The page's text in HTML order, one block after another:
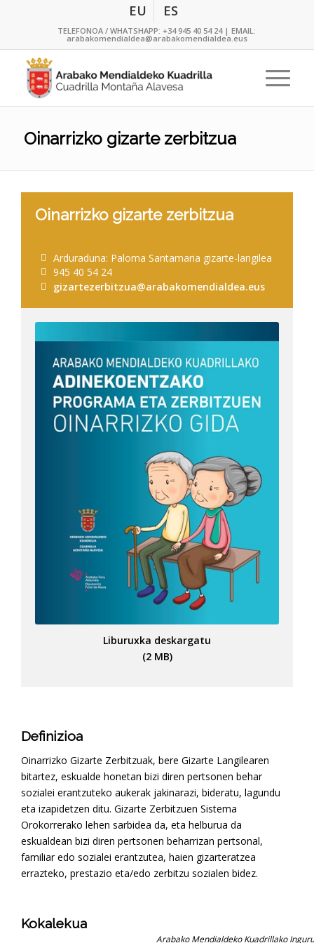
EU ES
TELEFONOA / WHATSHAPP:+34 945 40 54 24| EMAIL:
arabakomendialdea@arabakomendialdea.eus
Oinarrizko gizarte zerbitzua
Oinarrizko gizarte zerbitzua
Arduraduna: Paloma Santamaria gizarte-langilea
945 40 54 24
gizartezerbitzua@arabakomendialdea.eus
Liburuxka deskargatu
(2 MB)
Definizioa
Oinarrizko Gizarte Zerbitzuak, bere Gizarte Langilearen
bitartez, eskualde honetan bizi diren pertsonen behar
sozialei erantzuteko aukerak jakinarazi, bideratu, lagundu
eta izapidetzen ditu. Gizarte Zerbitzuen Sistema
Orokorrerako lehen sarbidea da, eta helburua da
eskualdean bizi diren pertsonen beharrizan pertsonal,
familiar edo sozialei erantzutea, haien gizarteratzea
errazteko, prestazio eta/edo zerbitzu sozialen bidez.
Kokalekua
Arabako Mendialdeko Kuadrillako